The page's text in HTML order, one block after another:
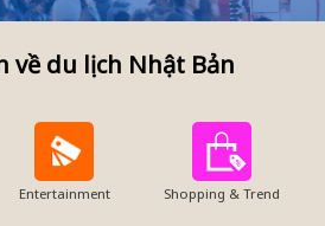
về du lịch Nhật Bản
Entertainment Shopping & Trend